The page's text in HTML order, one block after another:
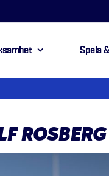
Spela
ROSBERG